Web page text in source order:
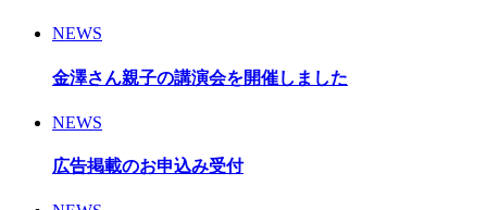
NEWS
金澤さん親子の講演会を開催しました
NEWS
広告掲載のお申込み受付